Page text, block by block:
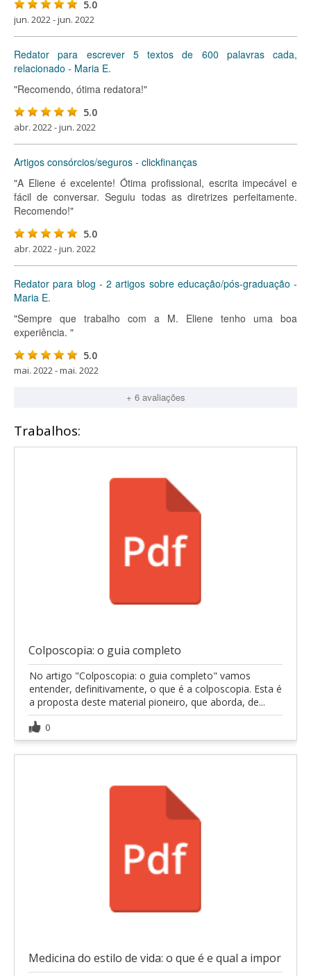
5.0
jun. 2022 - jun. 2022
Redator para escrever 5 textos de 600 palavras cada,
relacionado - Maria E.
"Recomendo, ótima redatora!"
5.0
abr. 2022 - jun. 2022
Artigos consórcios/seguros - clickfinanças
"A Eliene é excelente! Ótima profissional, escrita impecável e
fácil de conversar. Seguiu todas as diretrizes perfeitamente.
Recomendo!"
5.0
abr. 2022 - jun. 2022
Redator para blog - 2 artigos sobre educação/pós-graduação -
Maria E.
"Sempre que trabalho com a M. Eliene tenho uma boa
experiência. "
5.0
mai. 2022 - mai. 2022
+ 6 avaliações
Trabalhos:
Colposcopia: o guia completo
No artigo "Colposcopia: o guia completo" vamos
entender, definitivamente, o que é a colposcopia. Esta é
a proposta deste material pioneiro, que aborda, de...
0
Medicina do estilo de vida: o que é e qual a impor